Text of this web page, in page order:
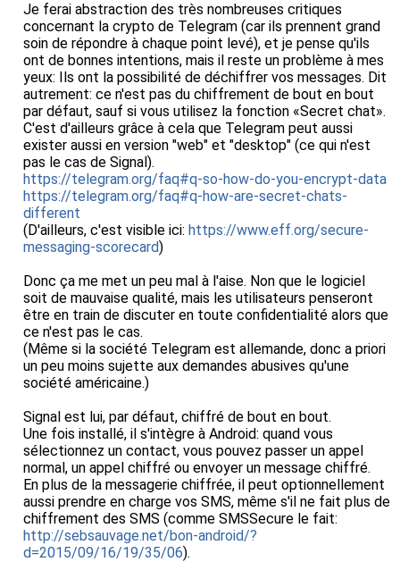
Je ferai abstraction des très nombreuses critiques
concernant la crypto de Telegram (car ils prennent grand
soin de répondre à chaque point levé), et je pense qu'ils
ont de bonnes intentions, mais il reste un problème à mes
yeux: Ils ont la possibilité de déchiffrer vos messages. Dit
autrement: ce n'est pas du chiffrement de bout en bout
par défaut, sauf si vous utilisez la fonction «Secret chat».
C'est d'ailleurs grâce à cela que Telegram peut aussi
exister aussi en version "web" et "desktop" (ce qui n'est
pas le cas de Signal).
https://telegram.org/faq#q-so-how-do-you-encrypt-data
https://telegram.org/faq#q-how-are-secret-chats-
different
(D'ailleurs, c'est visible ici: https://www.eff.org/secure-
messaging-scorecard)
Donc ça me met un peu mal à l'aise. Non que le logiciel
soit de mauvaise qualité, mais les utilisateurs penseront
être en train de discuter en toute confidentialité alors que
ce n'est pas le cas.
(Même si la société Telegram est allemande, donc a priori
un peu moins sujette aux demandes abusives qu'une
société américaine.)
Signal est lui, par défaut, chiffré de bout en bout.
Une fois installé, il s'intègre à Android: quand vous
sélectionnez un contact, vous pouvez passer un appel
normal, un appel chiffré ou envoyer un message chiffré.
En plus de la messagerie chiffrée, il peut optionnellement
aussi prendre en charge vos SMS, même s'il ne fait plus de
chiffrement des SMS (comme SMSSecure le fait:
http://sebsauvage.net/bon-android/?
d=2015/09/16/19/35/06).